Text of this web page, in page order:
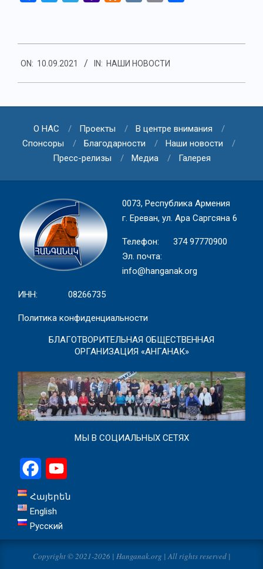
09-
10
ON: 10.09.2021 IN: НАШИ НОВОСТИ
О НАС Проекты
В центре внимания
Спонсоры
Благодарности
Наши новости
Пресс-релизы
Медиа Галерея
0073, Республика Армения
г. Ереван, ул. Ара Саргсяна 6
Телефон: 374 97770900
Эл. почта:
info@hanganak.org
ИНН: 08266735
Политика конфиденциальности
БЛАГОТВОРИТЕЛЬНАЯ ОБЩЕСТВЕННАЯ
ОРГАНИЗАЦИЯ «АНГАНАК»
МЫ В СОЦИАЛЬНЫХ СЕТЯХ
Facebook
Հայերեն
English
Русский
Copyright © 2021-2026 | Hanganak.org | All rights reserved |